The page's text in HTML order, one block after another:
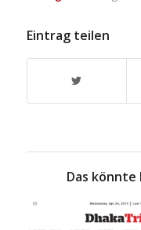
Eintrag teilen
Das könnte